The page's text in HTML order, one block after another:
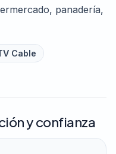
panadería,
Cable
y confianza